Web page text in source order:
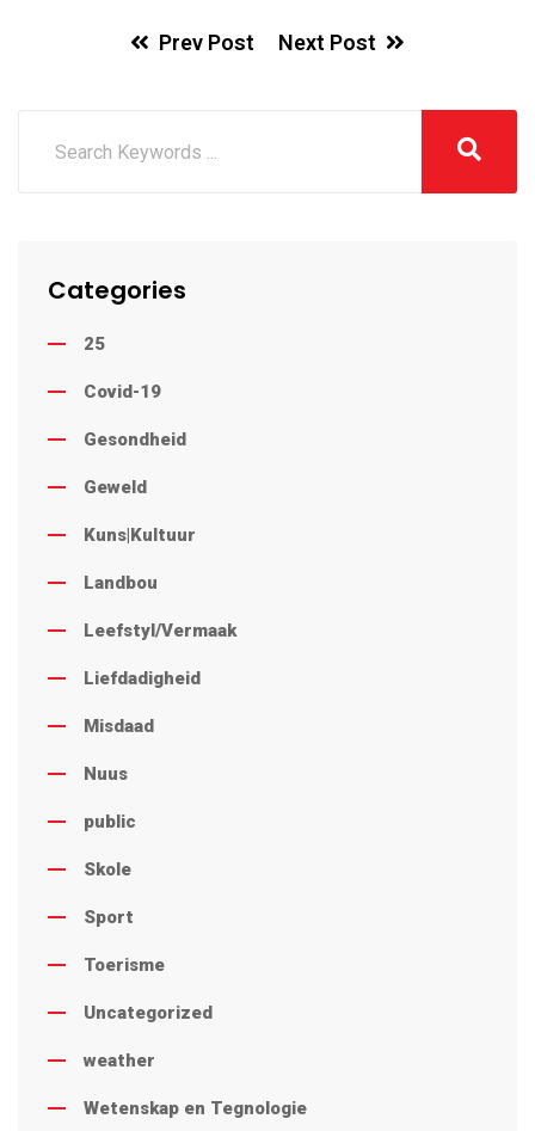
Prev Post Next Post
Categories
25
Covid-19
Gesondheid
Geweld
Kuns|Kultuur
Landbou
Leefstyl/Vermaak
Liefdadigheid
Misdaad
Nuus
public
Skole
Sport
Toerisme
Uncategorized
weather
Wetenskap en Tegnologie